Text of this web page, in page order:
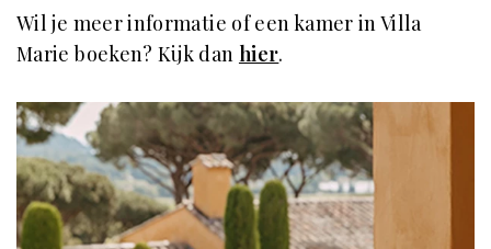
Wil je meer informatie of een kamer in Villa
Marie boeken? Kijk dan hier.